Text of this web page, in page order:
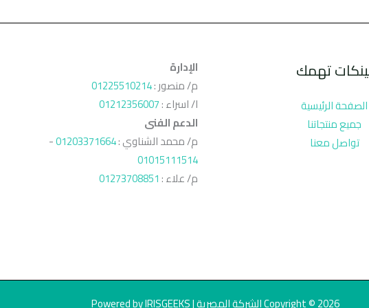
تهمك
الصفحة الرئيسية
جميع منتجاتنا
تواصل معنا
الإدارة
م/ منصور :01225510214
ا/ اسراء :01212356007
الدعم الفنى
م/ محمد الشناوي :01203371664
-
01015111514
م/ علاء :01273708851
Copyright © 2026 الشركة المصرية | Powered by IRISGEEKS